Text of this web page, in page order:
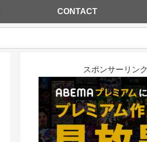
CONTACT
スポンサーリンク